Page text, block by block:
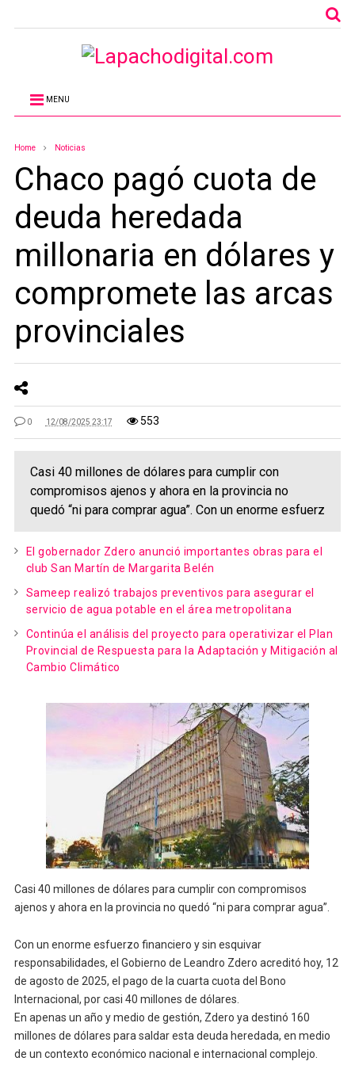
MENU
Home Noticias
Chaco pagó cuota de
deuda heredada
millonaria en dólares y
compromete las arcas
provinciales
0 12/08/2025 23:17 553
Casi 40 millones de dólares para cumplir con
compromisos ajenos y ahora en la provincia no
quedó “ni para comprar agua”. Con un enorme esfuerz
El gobernador Zdero anunció importantes obras para el
club San Martín de Margarita Belén
Sameep realizó trabajos preventivos para asegurar el
servicio de agua potable en el área metropolitana
Continúa el análisis del proyecto para operativizar el Plan
Provincial de Respuesta para la Adaptación y Mitigación al
Cambio Climático
Casi 40 millones de dólares para cumplir con compromisos
ajenos y ahora en la provincia no quedó “ni para comprar agua”.
Con un enorme esfuerzo financiero y sin esquivar
responsabilidades, el Gobierno de Leandro Zdero acreditó hoy, 12
de agosto de 2025, el pago de la cuarta cuota del Bono
Internacional, por casi 40 millones de dólares.
En apenas un año y medio de gestión, Zdero ya destinó 160
millones de dólares para saldar esta deuda heredada, en medio
de un contexto económico nacional e internacional complejo.